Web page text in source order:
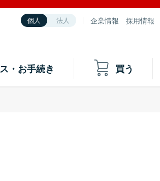
個人 法人 企業情報 採用情報
・お手続き 買う